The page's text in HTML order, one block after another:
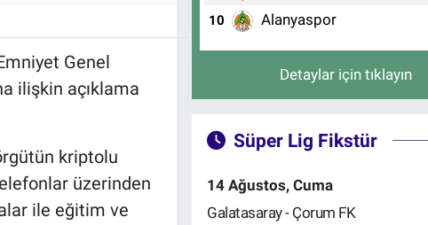
Genel
ilişkin açıklama
kriptolu
üzerinden
ile eğitim ve
10 Alanyaspor
Detaylar için tıklayın
Süper Lig Fikstür
14 Ağustos, Cuma
Galatasaray - Çorum FK